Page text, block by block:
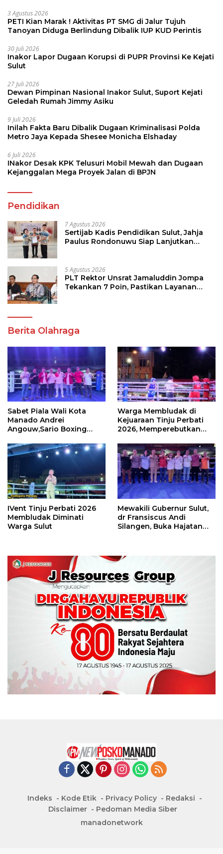
3 Agustus 2026
PETI Kian Marak ! Aktivitas PT SMG di Jalur Tujuh
Tanoyan Diduga Berlindung Dibalik IUP KUD Perintis
30 Juli 2026
Inakor Lapor Dugaan Korupsi di PUPR Provinsi Ke Kejati
Sulut
27 Juli 2026
Dewan Pimpinan Nasional Inakor Sulut, Suport Kejati
Geledah Rumah Jimmy Asiku
9 Juli 2026
Inilah Fakta Baru Dibalik Dugaan Kriminalisasi Polda
Metro Jaya Kepada Shesee Monicha Elshaday
6 Juli 2026
INakor Desak KPK Telusuri Mobil Mewah dan Dugaan
Kejanggalan Mega Proyek Jalan di BPJN
Pendidikan
7 Agustus 2026
Sertijab Kadis Pendidikan Sulut, Jahja
Paulus Rondonuwu Siap Lanjutkan
5 Agustus 2026
PLT Rektor Unsrat Jamaluddin Jompa
Tekankan 7 Poin, Pastikan Layanan
Berita Olahraga
Sabet Piala Wali Kota
Manado Andrei
Angouw,Sario Boxing
Perbati 2026
Warga Membludak di
Kejuaraan Tinju Perbati
2026, Memperebutkan
IVent Tinju Perbati 2026
Membludak Diminati
Warga Sulut
Mewakili Gubernur Sulut,
dr Fransiscus Andi
Silangen, Buka Hajatan
Indeks Kode Etik Privacy Policy
Redaksi
Disclaimer
Pedoman Media Siber
manadonetwork